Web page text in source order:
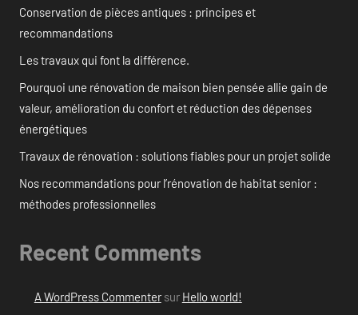
Conservation de pièces antiques : principes et
recommandations
Les travaux qui font la différence.
Pourquoi une rénovation de maison bien pensée allie gain de
valeur, amélioration du confort et réduction des dépenses
énergétiques
Travaux de rénovation : solutions fiables pour un projet solide
Nos recommandations pour l’rénovation de habitat senior :
méthodes professionnelles
Recent Comments
A WordPress Commentersur Hello world!